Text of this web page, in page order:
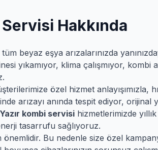
Hakkında
beyaz eşya arızalarınızda
yıkamıyor, klima çalışmıyor,
özel hizmet anlayışımızla,
arızayı anında tespit ediyor,
Yazır kombi servisi hizmetlerimizde
tasarrufu sağlıyoruz.
önemlidir. Bu nedenle size özel